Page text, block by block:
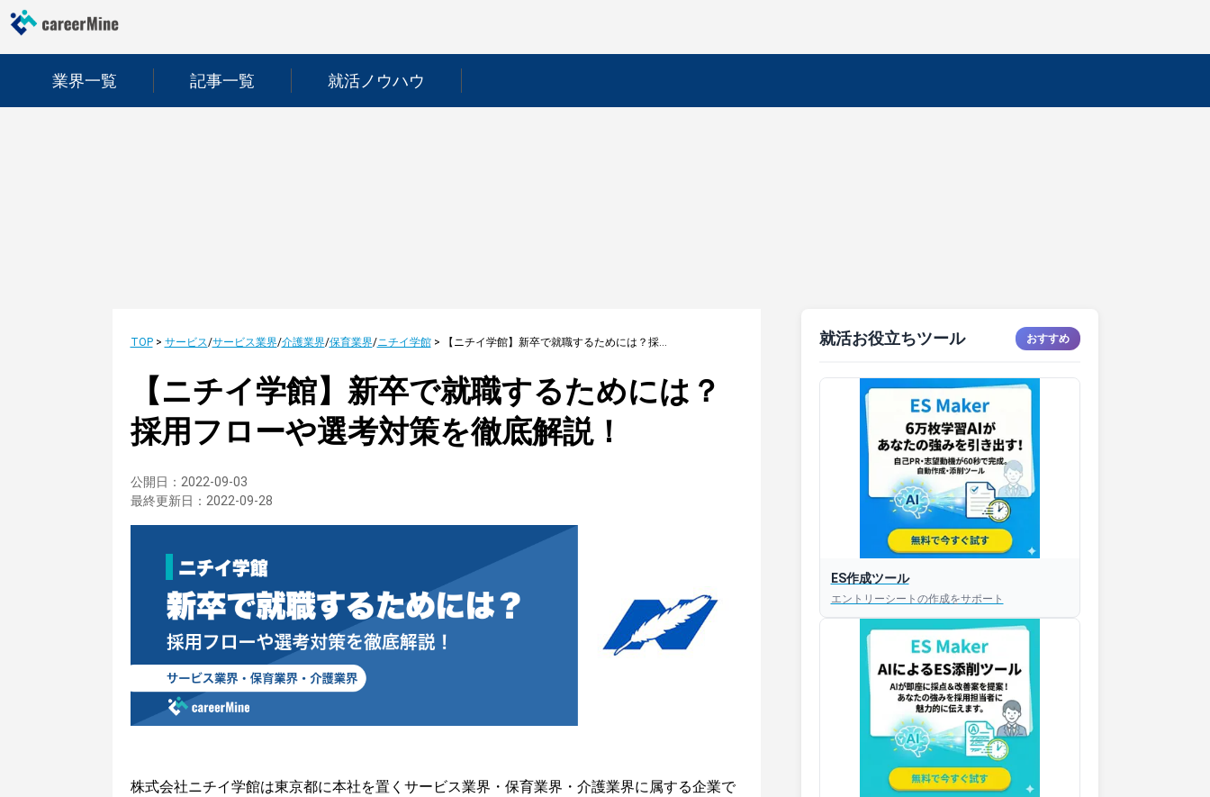
業界一覧 記事一覧 就活ノウハウ
TOP> サービス/サービス業界/介護業界/保育業界/ニチイ学館> 【ニチイ学館】新卒で就職するためには？採用フローや選考対策を徹底解説！
【ニチイ学館】新卒で就職するためには？
採用フローや選考対策を徹底解説！
公開日： 2022-09-03
最終更新日： 2022-09-28
株式会社ニチイ学館は東京都に本社を置くサービス業界・保育業界・介護業界に属する企業で
就活お役立ちツール おすすめ
ES作成ツール
エントリーシートの作成をサポート